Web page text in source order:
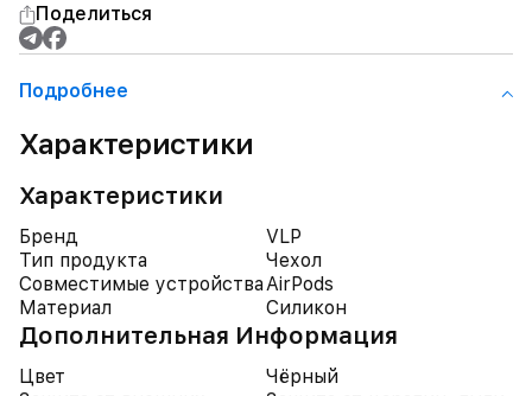
Поделиться
Подробнее
Характеристики
Характеристики
Бренд
VLP
Тип продукта
Чехол
Совместимые устройстваAirPods
Материал
Силикон
Дополнительная Информация
Цвет
Чёрный